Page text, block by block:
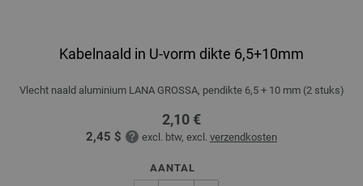
Kabelnaald in U-vorm dikte 6,5+10mm
Vlecht naald aluminium LANA GROSSA, pendikte 6,5 + 10 mm (2 stuks)
2,10 €
2,45 $ excl. btw, excl. verzendkosten
AANTAL